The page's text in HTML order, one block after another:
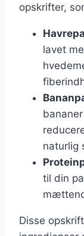
opskrifter,
lavet
naturlig
til din
Disse